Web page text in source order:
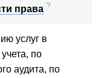
права ?
услуг в
по
аудита, по